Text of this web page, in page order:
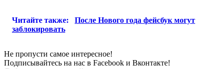
Читайте также:
После Нового года фейсбук могут
заблокировать
Не пропусти самое интересное!
Подписывайтесь на нас в Facebook и Вконтакте!